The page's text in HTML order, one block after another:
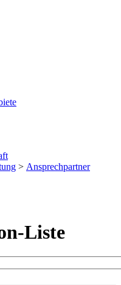
> Ansprechpartner
Liste